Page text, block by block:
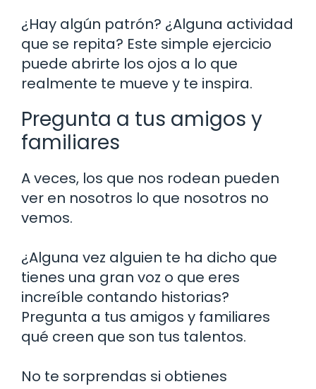
¿Hay algún patrón? ¿Alguna actividad
que se repita? Este simple ejercicio
puede abrirte los ojos a lo que
realmente te mueve y te inspira.
Pregunta a tus amigos y
familiares
A veces, los que nos rodean pueden
ver en nosotros lo que nosotros no
vemos.
¿Alguna vez alguien te ha dicho que
tienes una gran voz o que eres
increíble contando historias?
Pregunta a tus amigos y familiares
qué creen que son tus talentos.
No te sorprendas si obtienes